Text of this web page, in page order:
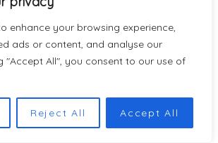
enhance your browsing experience,
ads or content, and analyse our
"Accept All", you consent to our use of
Reject All Accept All
Lemaire
vs. HYDE :